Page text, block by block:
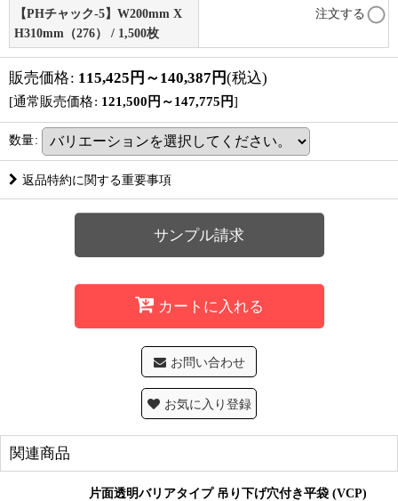
【PHチャック-5】W200mm X
H310mm（276） / 1,500枚
注文する
販売価格: 115,425 円 ～140,387 円(税込)
[通常販売価格: 121,500 円 ～147,775 円]
数量:
返品特約に関する重要事項
サンプル請求
カートに入れる
お問い合わせ
お気に入り登録
関連商品
片面透明バリアタイプ 吊り下げ穴付き平袋 (VCP)